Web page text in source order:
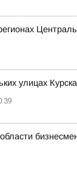
улицах